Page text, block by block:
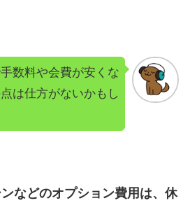
数料や会費が安くな
は仕方がないかもし
などのオプション費用は、休